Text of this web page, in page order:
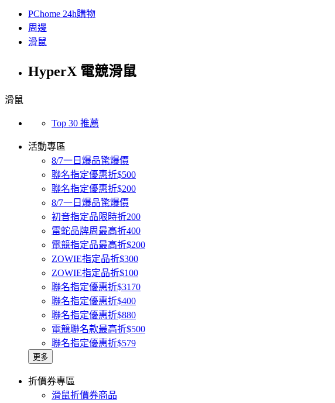
PChome 24h購物
周邊
滑鼠
HyperX 電競滑鼠
滑鼠
Top 30 推薦
活動專區
8/7一日爆品驚爆價
聯名指定優惠折$500
聯名指定優惠折$200
8/7一日爆品驚爆價
初音指定品限時折200
雷蛇品牌周最高折400
電競指定品最高折$200
ZOWIE指定品折$300
ZOWIE指定品折$100
聯名指定優惠折$3170
聯名指定優惠折$400
聯名指定優惠折$880
電競聯名款最高折$500
聯名指定優惠折$579
更多
折價券專區
滑鼠折價券商品